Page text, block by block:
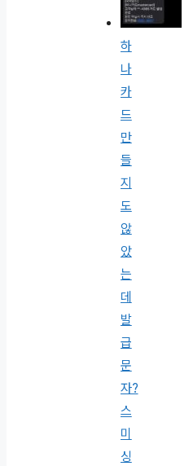
하
나
카
드
만
들
지
도
않
았
는
데
발
급
문
자?
스
미
싱